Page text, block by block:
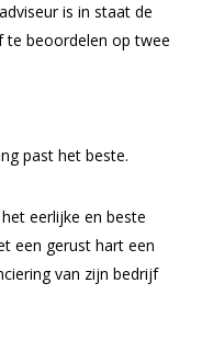
is in staat de
te beoordelen op twee
past het beste.
eerlijke en beste
een gerust hart een
van zijn bedrijf